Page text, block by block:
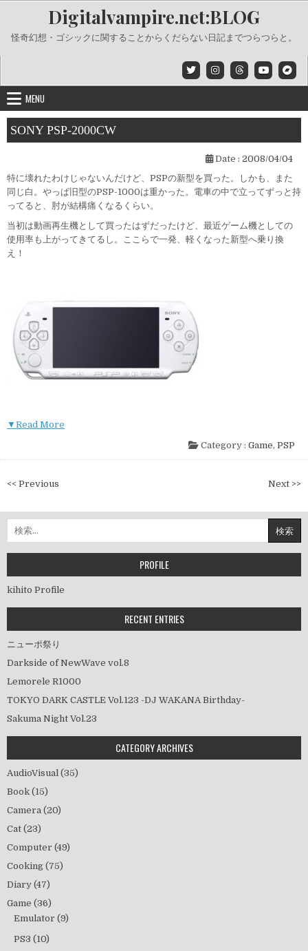
content
Digitalvampire.net:BLOG
怪奇幻想・ゴシックに関することからくだらない日記までつらつらと。
MENU
SONY PSP-2000CW
Date : 2008/04/04
特に壊れたわけじゃないんだけど、PSPの新型を買った。しかも、また
同じ白。やっぱ旧型のPSP-1000は重かった。電車の中で立ってずっと持
ってると、肘が結構痛くなるくらい。
当初は動画再生機として買ったはずだったけど、最近ゲーム機としての
使用率も上がってきてるし。ここらで一発、軽くなった新型へ乗り換
え！
▼Read More
Category : Game, PSP
投
ナ
ビ
ゲ
シ
ョ
<< Previous Next >>
索:
PROFILE
kihito Profile
RECENT ENTRIES
ニューポ祭り
Darkside of NewWave vol.8
Lemorele R1000
TOKYO DARK CASTLE Vol.123 -DJ WAKANA Birthday-
Sakuma Night Vol.23
CATEGORY ARCHIVES
AudioVisual (35)
Book (15)
Camera (20)
Cat (23)
Computer (49)
Cooking (75)
Diary (47)
Game (36)
Emulator (9)
PS3 (10)